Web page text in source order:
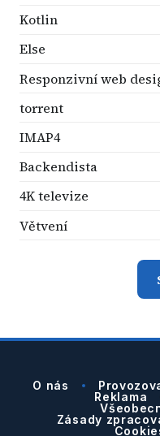
Kotlin
Else
Responzivní web
torrent
IMAP4
Backendista
4K televize
Větvení
O nás
Reklama
Zásady